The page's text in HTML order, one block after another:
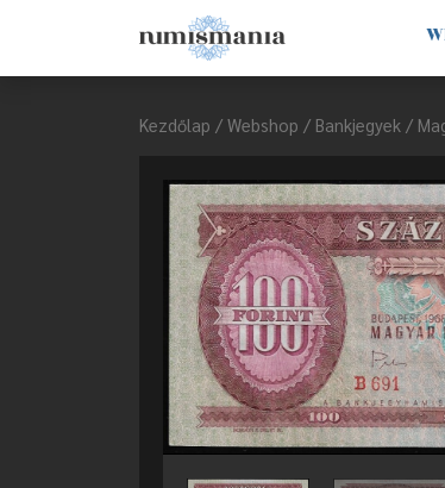
Kezdőlap / Webshop / Bankjegyek /